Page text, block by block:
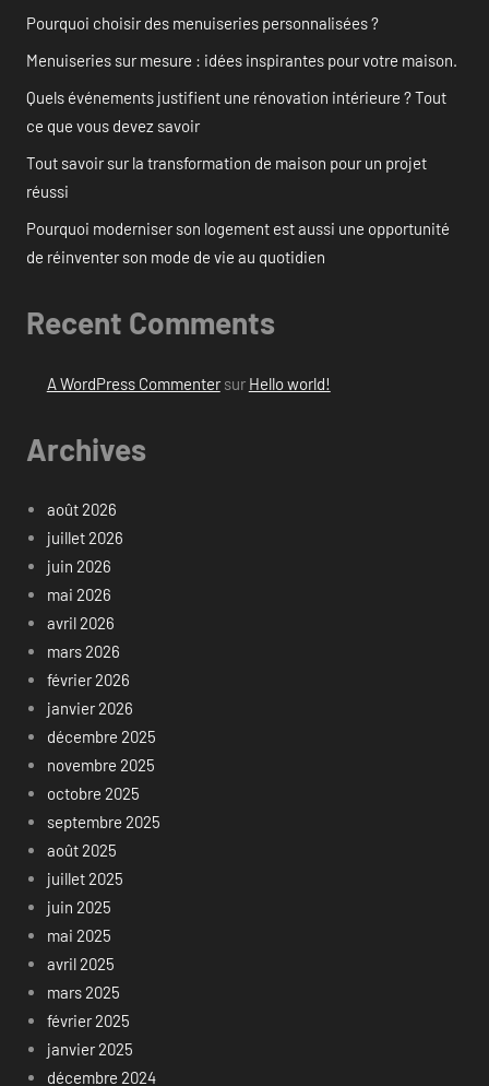
Pourquoi choisir des menuiseries personnalisées ?
Menuiseries sur mesure : idées inspirantes pour votre maison.
Quels événements justifient une rénovation intérieure ? Tout
ce que vous devez savoir
Tout savoir sur la transformation de maison pour un projet
réussi
Pourquoi moderniser son logement est aussi une opportunité
de réinventer son mode de vie au quotidien
Recent Comments
A WordPress Commentersur Hello world!
Archives
août 2026
juillet 2026
juin 2026
mai 2026
avril 2026
mars 2026
février 2026
janvier 2026
décembre 2025
novembre 2025
octobre 2025
septembre 2025
août 2025
juillet 2025
juin 2025
mai 2025
avril 2025
mars 2025
février 2025
janvier 2025
décembre 2024